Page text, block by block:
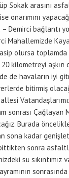
Sokak arasını
onarımını
– Demirci bağlantı
Mahallemizde
olursa toplamda
kilometreyi aşkın
de havaların iyi
bitirmiş
sonrası Çağlayan
Burada
sona kadar
bittikten sonra
su sıkıntımız
sonrasında